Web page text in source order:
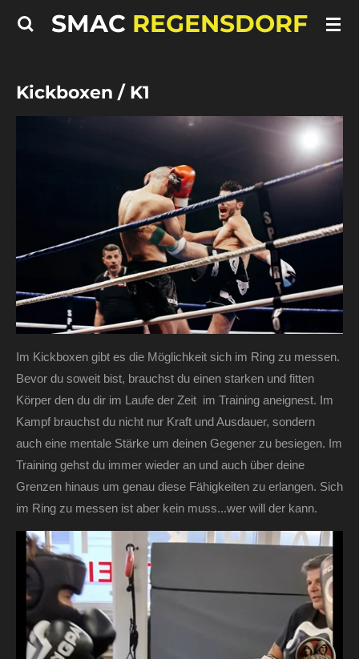
Zum
SMAC REGENSDORF
Kickboxen / K1
Im Kickboxen gibt es die Möglichkeit sich im Ring zu messen.
Bevor du soweit bist, brauchst du einen starken und fitten
Körper den du dir im Laufe der Zeit im Training aneignest. Im
Kampf brauchst du nicht nur Kraft und Ausdauer, sondern
auch eine mentale Stärke um deinen Gegener zu besiegen. Im
Training gehst du immer wieder an und auch über deine
Grenzen hinaus um genau diese Fähigkeiten zu erlangen. Sich
im Ring zu messen ist aber kein muss...wer will der kann.